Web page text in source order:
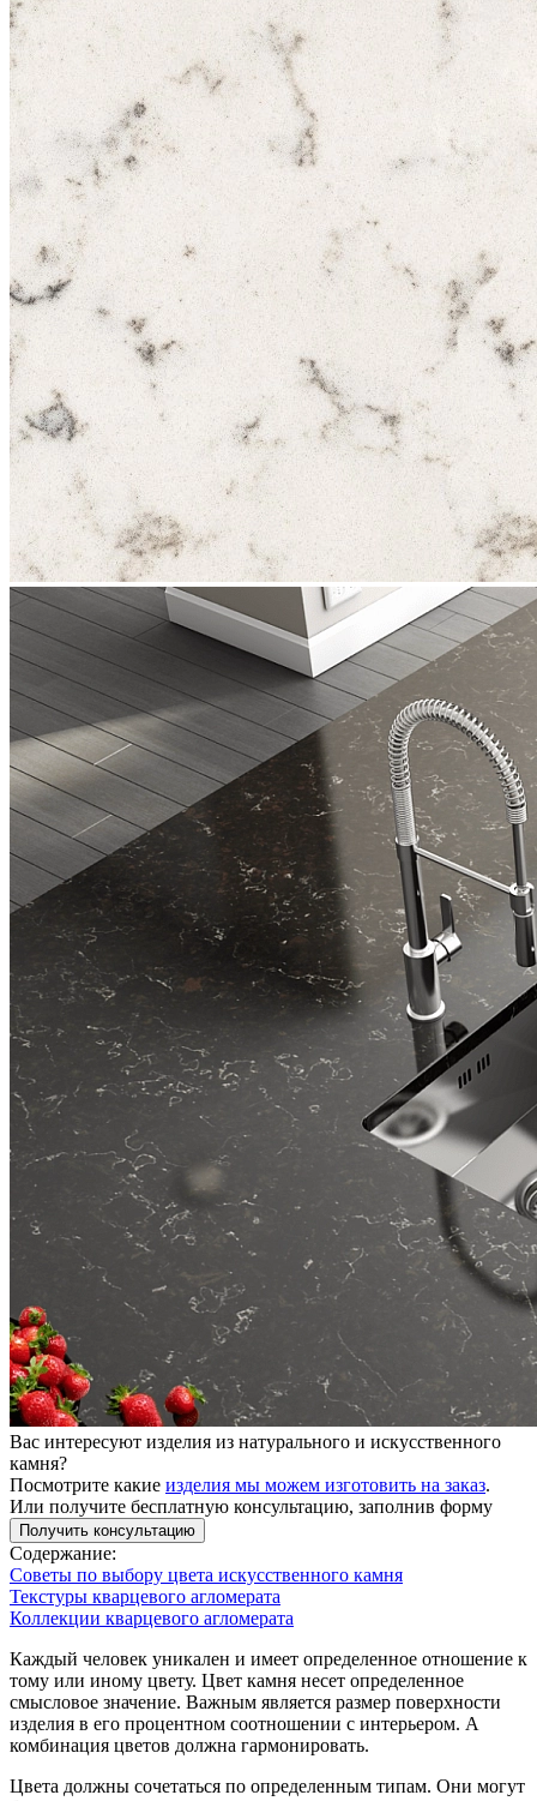
Вас интересуют изделия из натурального и искусственного
камня?
Посмотрите какие изделия мы можем изготовить на заказ.
Или получите бесплатную консультацию, заполнив форму
Получить консультацию
Содержание:
Советы по выбору цвета искусственного камня
Текстуры кварцевого агломерата
Коллекции кварцевого агломерата
Каждый человек уникален и имеет определенное отношение к
тому или иному цвету. Цвет камня несет определенное
смысловое значение. Важным является размер поверхности
изделия в его процентном соотношении с интерьером. А
комбинация цветов должна гармонировать.
Цвета должны сочетаться по определенным типам. Они могут